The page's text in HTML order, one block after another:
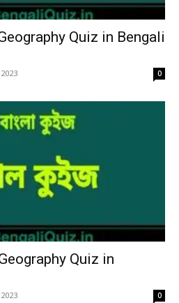
Quiz in Bengali
0
Quiz in
0